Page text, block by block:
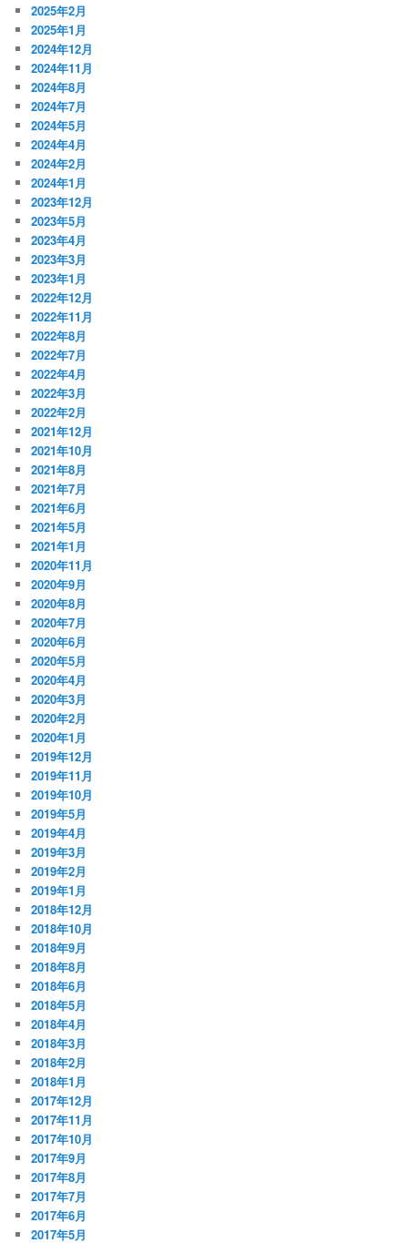
2025年2月
2025年1月
2024年12月
2024年11月
2024年8月
2024年7月
2024年5月
2024年4月
2024年2月
2024年1月
2023年12月
2023年5月
2023年4月
2023年3月
2023年1月
2022年12月
2022年11月
2022年8月
2022年7月
2022年4月
2022年3月
2022年2月
2021年12月
2021年10月
2021年8月
2021年7月
2021年6月
2021年5月
2021年1月
2020年11月
2020年9月
2020年8月
2020年7月
2020年6月
2020年5月
2020年4月
2020年3月
2020年2月
2020年1月
2019年12月
2019年11月
2019年10月
2019年5月
2019年4月
2019年3月
2019年2月
2019年1月
2018年12月
2018年10月
2018年9月
2018年8月
2018年6月
2018年5月
2018年4月
2018年3月
2018年2月
2018年1月
2017年12月
2017年11月
2017年10月
2017年9月
2017年8月
2017年7月
2017年6月
2017年5月